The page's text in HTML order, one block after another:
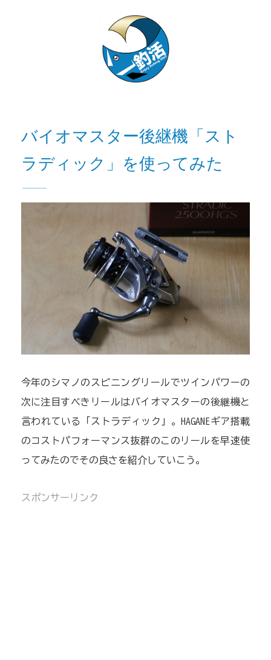
バイオマスター後継機「スト
ラディック」を使ってみた
今年のシマノのスピニングリールでツインパワーの
次に注目すべきリールはバイオマスターの後継機と
言われている「ストラディック」。HAGANEギア搭載
のコストパフォーマンス抜群のこのリールを早速使
ってみたのでその良さを紹介していこう。
スポンサーリンク